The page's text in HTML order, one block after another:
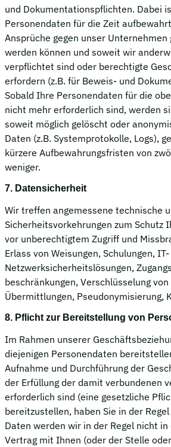
und Dokumentationspflichten. Dabei
Personendaten für die Zeit
Ansprüche gegen unser
werden können und soweit wir
verpflichtet sind oder berechtigte
erfordern (z.B. für Beweis- und
Sobald Ihre Personendaten für die
nicht mehr erforderlich sind, werden
soweit möglich gelöscht oder
Daten (z.B. Systemprotokolle, Logs),
kürzere Aufbewahrungsfristen von
weniger.
7. Datensicherheit
Wir treffen angemessene technische
Sicherheitsvorkehrungen zum Schutz
vor unberechtigtem Zugriff und
Erlass von Weisungen, Schulungen,
Netzwerksicherheitslösungen,
beschränkungen, Verschlüsselung
Übermittlungen, Pseudonymisierung,
8. Pflicht zur Bereitstellung von
Im Rahmen unserer
diejenigen Personendaten
Aufnahme und Durchführung der
der Erfüllung der damit verbundenen
erforderlich sind (eine gesetzliche
bereitzustellen, haben Sie in der
Daten werden wir in der Regel nicht in
Vertrag mit Ihnen (oder der Stelle